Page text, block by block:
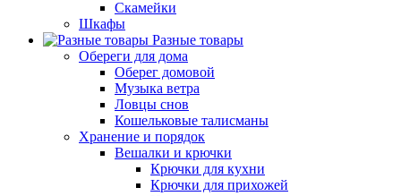
Скамейки
Шкафы
Разные товары
Обереги для дома
Оберег домовой
Музыка ветра
Ловцы снов
Кошельковые талисманы
Хранение и порядок
Вешалки и крючки
Крючки для кухни
Крючки для прихожей